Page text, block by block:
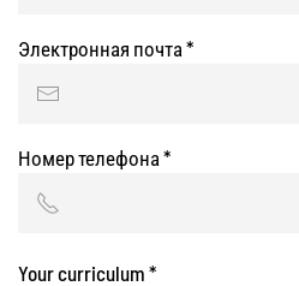
Электронная почта *
Номер телефона *
Your curriculum *